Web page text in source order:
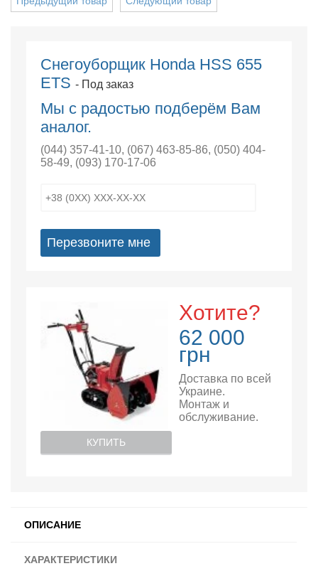
Снегоуборщик Honda HSS 655
ETS - Под заказ
Мы с радостью подберём Вам
аналог.
(044) 357-41-10, (067) 463-85-86, (050) 404-
58-49, (093) 170-17-06
Перезвоните мне
Хотите?
62 000
грн
Доставка по всей
Украине.
Монтаж и
обслуживание.
КУПИТЬ
ОПИСАНИЕ
ХАРАКТЕРИСТИКИ